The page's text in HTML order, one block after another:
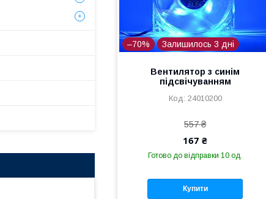
–70% Залишилось 3 дні
Вентилятор з синім
підсвічуванням
24010200
557 ₴
167 ₴
Готово до відправки 10 од.
Купити